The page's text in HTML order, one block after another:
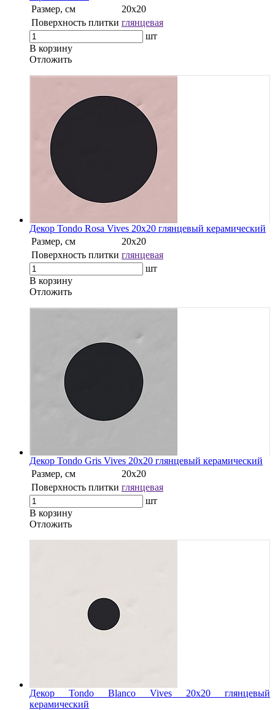
Размер, см
20x20
Поверхность плитки глянцевая
шт
В корзину
Oтложить
Декор Tondo Rosa Vives 20x20 глянцевый керамический
Размер, см
20x20
Поверхность плитки глянцевая
шт
В корзину
Oтложить
Декор Tondo Gris Vives 20x20 глянцевый керамический
Размер, см
20x20
Поверхность плитки глянцевая
шт
В корзину
Oтложить
Декор Tondo Blanco Vives 20x20 глянцевый
керамический